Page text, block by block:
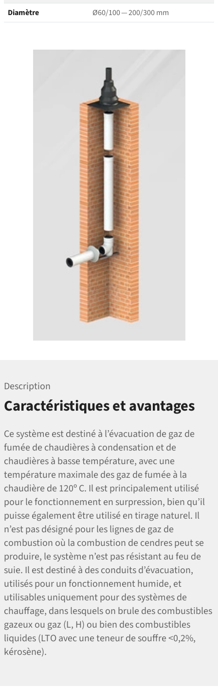
Diamètre
Ø60/100 — 200/300 mm
Description
Caractéristiques et avantages
Ce système est destiné à l’évacuation de gaz de
fumée de chaudières à condensation et de
chaudières à basse température, avec une
température maximale des gaz de fumée à la
chaudière de 120º C. Il est principalement utilisé
pour le fonctionnement en surpression, bien qu’il
puisse également être utilisé en tirage naturel. Il
n’est pas désigné pour les lignes de gaz de
combustion où la combustion de cendres peut se
produire, le système n’est pas résistant au feu de
suie. Il est destiné à des conduits d’évacuation,
utilisés pour un fonctionnement humide, et
utilisables uniquement pour des systèmes de
chauffage, dans lesquels on brule des combustibles
gazeux ou gaz (L, H) ou bien des combustibles
liquides (LTO avec une teneur de souffre <0,2%,
kérosène).